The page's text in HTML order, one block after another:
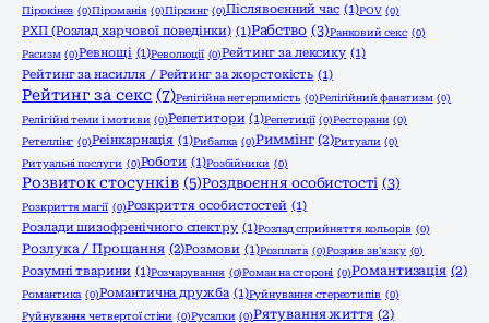
Пірокінез (0)Піроманія (0)Пірсинг (0)Післявоєнний час (1)РОV (0)
РХП (Розлад харчової поведінки) (1)Рабство (3)Ранковий секс (0)
Расизм (0)Ревнощі (1)Революції (0)Рейтинг за лексику (1)
Рейтинг за насилля / Рейтинг за жорстокість (1)
Рейтинг за секс (7)Релігійна нетерпимість (0)Релігійний фанатизм (0)
Релігійні теми і мотиви (0)Репетитори (1)Репетиції (0)Ресторани (0)
Ретеллінг (0)Реінкарнація (1)Рибалка (0)Риммінг (2)Ритуали (0)
Ритуальні послуги (0)Роботи (1)Розбійники (0)
Розвиток стосунків (5)Роздвоєння особистості (3)
Розкриття магії (0)Розкриття особистостей (1)
Розлади шизофренічного спектру (1)Розлад сприйняття кольорів (0)
Розлука / Прощання (2)Розмови (1)Розплата (0)Розрив зв'язку (0)
Розумні тварини (1)Розчарування (0)Роман на стороні (0)Романтизація (2)
Романтика (0)Романтична дружба (1)Руйнування стереотипів (0)
Руйнування четвертої стіни (0)Русалки (0)Рятування життя (2)